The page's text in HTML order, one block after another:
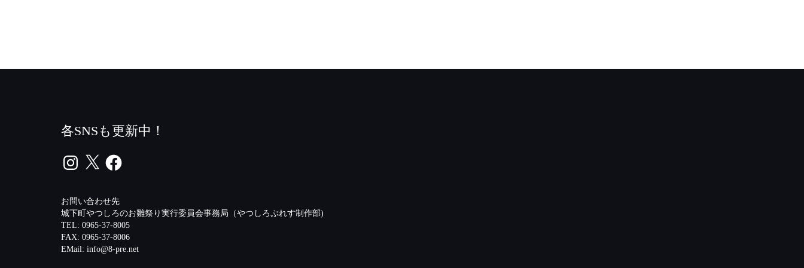
各SNSも更新中！
Instagram
X Facebook
お問い合わせ先
城下町やつしろのお雛祭り実行委員会事務局（やつしろぷれす制作部)
TEL: 0965-37-8005
FAX: 0965-37-8006
EMail: info@8-pre.net